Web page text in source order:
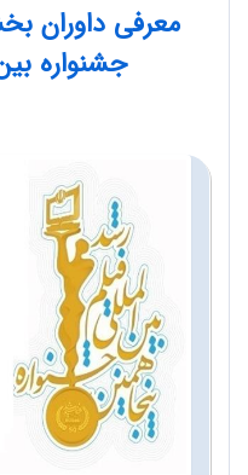
معرفی داوران
جشنواره